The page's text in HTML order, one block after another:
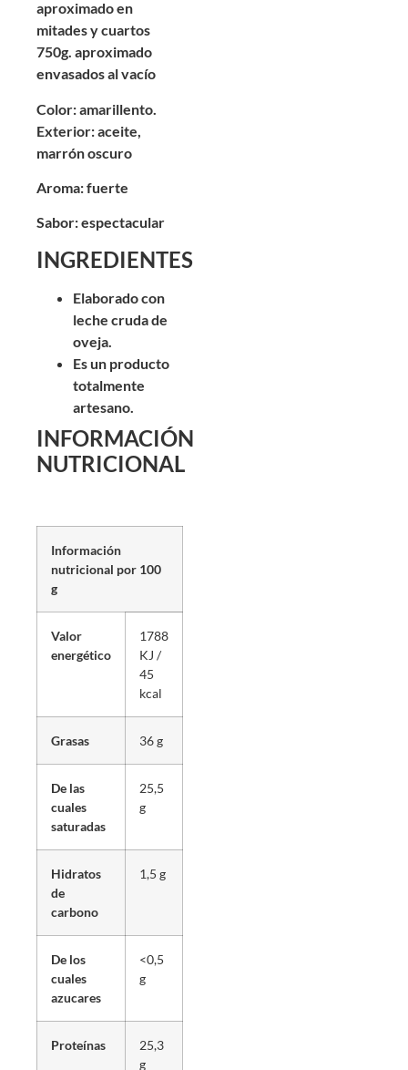
aproximado en
mitades y cuartos
750g. aproximado
envasados al vacío
Color: amarillento.
Exterior: aceite,
marrón oscuro
Aroma: fuerte
Sabor: espectacular
INGREDIENTES
Elaborado con
leche cruda de
oveja.
Es un producto
totalmente
artesano.
INFORMACIÓN
NUTRICIONAL
Información
nutricional por 100
g
Valor
energético
1788
KJ /
45
kcal
Grasas 36 g
De las
cuales
saturadas
25,5
g
Hidratos
de
carbono
1,5 g
De los
cuales
azucares
<0,5
g
Proteínas
25,3
g